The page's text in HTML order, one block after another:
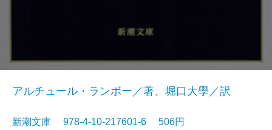
アルチュール・ランボー／著、堀口大學／訳
新潮文庫 978-4-10-217601-6 506円